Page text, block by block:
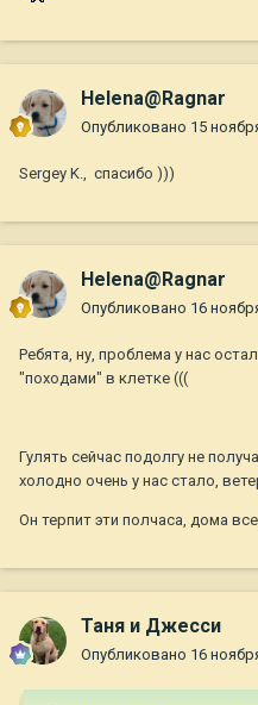
Helena@Ragnar
Опубликовано 15
Sergey K., спасибо )))
Helena@Ragnar
Опубликовано 16
Ребята, ну, проблема у нас
"походами" в клетке (((
Гулять сейчас подолгу не
холодно очень у нас стало,
Он терпит эти полчаса, дома
Таня и Джесси
Опубликовано 16